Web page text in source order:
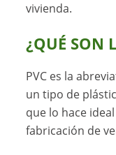
vivienda.
¿QUÉ SON
PVC es la
un tipo de
que lo hace
fabricación de